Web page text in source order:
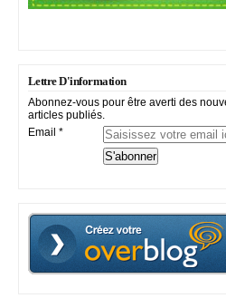
Lettre D'information
Abonnez-vous pour être averti des
articles publiés.
Email